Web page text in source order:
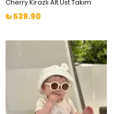
Cherry Kirazlı Alt Üst Takım
₺ 539.90